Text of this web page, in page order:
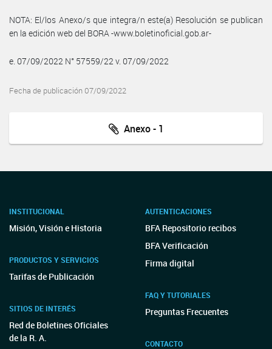
NOTA: El/los Anexo/s que integra/n este(a) Resolución se publican
en la edición web del BORA -www.boletinoficial.gob.ar-
e. 07/09/2022 N° 57559/22 v. 07/09/2022
Fecha de publicación 07/09/2022
Anexo - 1
INSTITUCIONAL
Misión, Visión e Historia
PRODUCTOS Y SERVICIOS
Tarifas de Publicación
SITIOS DE INTERÉS
Red de Boletines Oficiales
de la R. A.
AUTENTICACIONES
BFA Repositorio recibos
BFA Verificación
Firma digital
FAQ Y TUTORIALES
Preguntas Frecuentes
CONTACTO